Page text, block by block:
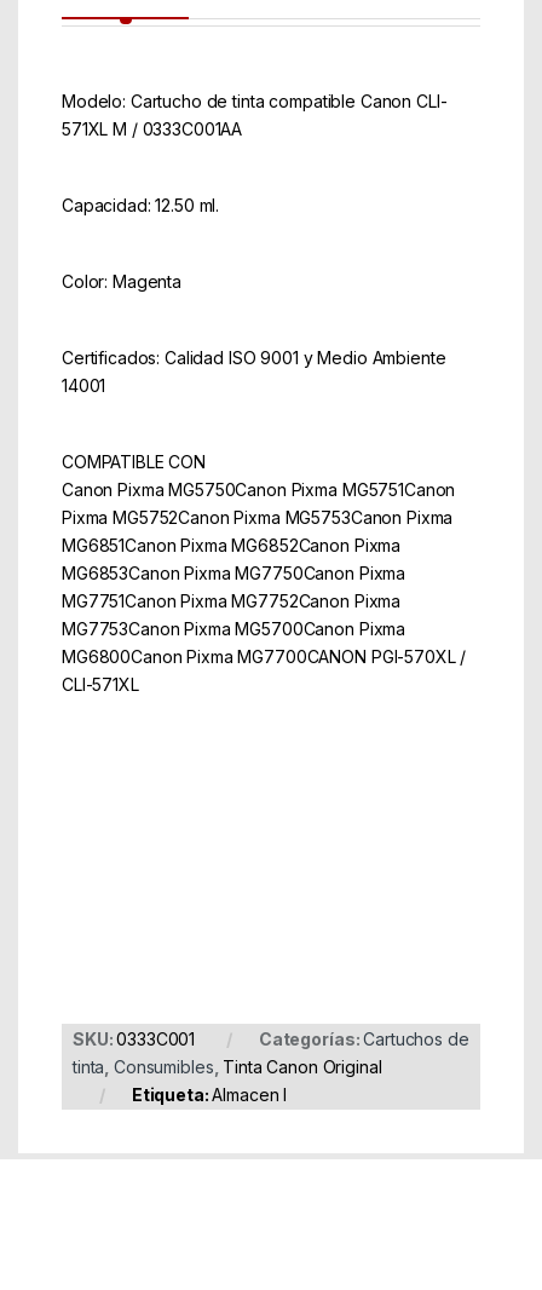
Modelo: Cartucho de tinta compatible Canon CLI-
571XL M / 0333C001AA
Capacidad: 12.50 ml.
Color: Magenta
Certificados: Calidad ISO 9001 y Medio Ambiente
14001
COMPATIBLE CON
Canon Pixma MG5750Canon Pixma MG5751Canon
Pixma MG5752Canon Pixma MG5753Canon Pixma
MG6851Canon Pixma MG6852Canon Pixma
MG6853Canon Pixma MG7750Canon Pixma
MG7751Canon Pixma MG7752Canon Pixma
MG7753Canon Pixma MG5700Canon Pixma
MG6800Canon Pixma MG7700CANON PGI-570XL /
CLI-571XL
SKU:0333C001 Categorías:Cartuchos de
tinta ,Consumibles Tinta Canon Original
Etiqueta:Almacen I